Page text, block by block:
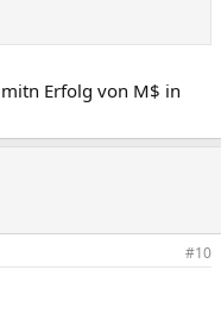
Erfolg von M$ in
#10